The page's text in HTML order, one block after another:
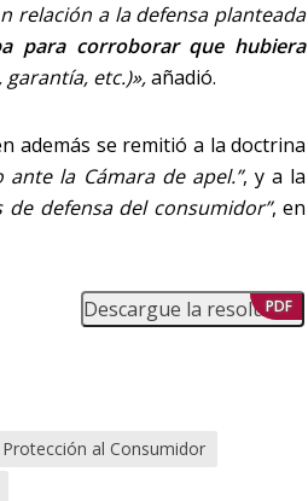
relación a la defensa planteada
para corroborar que hubiera
etc.)»,añadió.
además se remitió a la doctrina
la Cámara de apel.”, y a la
de defensa del consumidor”, en
Descargue la resolución
PDF
al Consumidor